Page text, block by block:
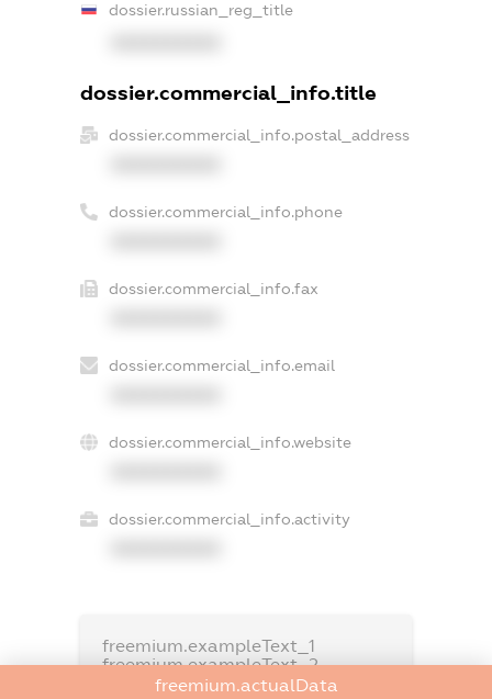
dossier.russian_reg_title
dossier.commercial_info.title
dossier.commercial_info.postal_address
dossier.commercial_info.phone
dossier.commercial_info.fax
dossier.commercial_info.email
dossier.commercial_info.website
dossier.commercial_info.activity
freemium.exampleText_1
freemium.exampleText_2
freemium.anonymousPerSearch2
freemium.actualData